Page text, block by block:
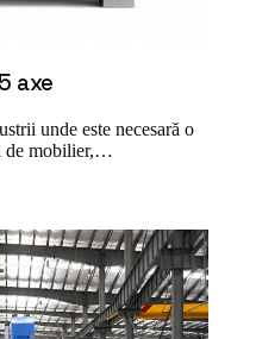
axe
unde este necesară o
de mobilier,…